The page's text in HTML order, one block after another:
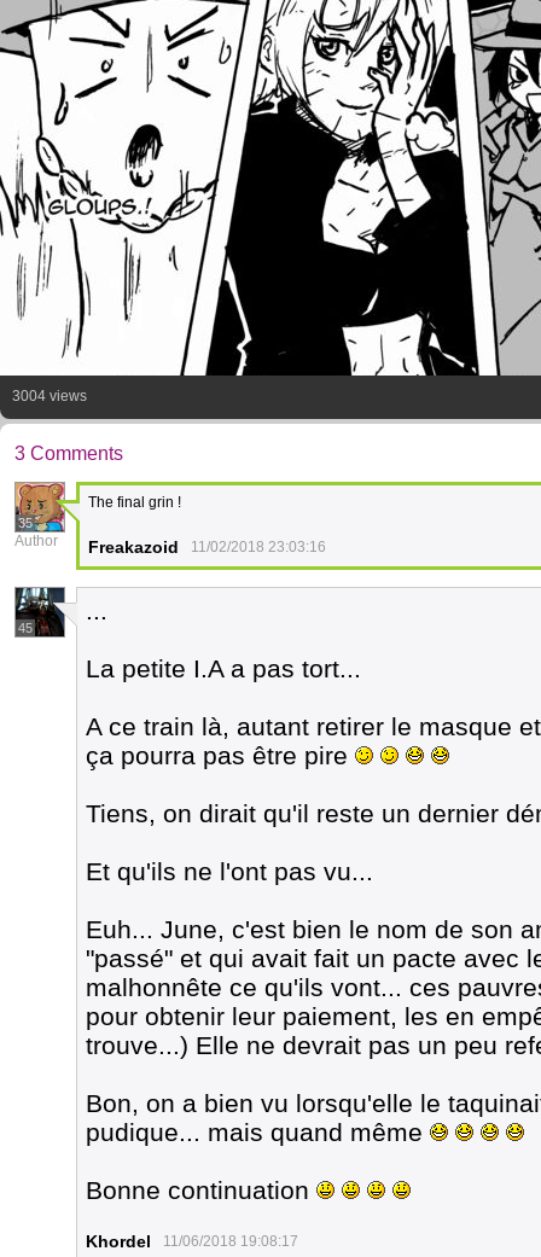
3004 views
3 Comments
35
Author
The final grin !
Freakazoid 11/02/2018 23:03:16
45
...
La petite I.A a pas tort...
A ce train là, autant retirer le masque
ça pourra pas être pire
Tiens, on dirait qu'il reste un dernier
Et qu'ils ne l'ont pas vu...
Euh... June, c'est bien le nom de son
"passé" et qui avait fait un pacte avec
malhonnête ce qu'ils vont... ces
pour obtenir leur paiement, les en
trouve...) Elle ne devrait pas un peu
Bon, on a bien vu lorsqu'elle le
pudique... mais quand même
Bonne continuation
Khordel 11/06/2018 19:08:17